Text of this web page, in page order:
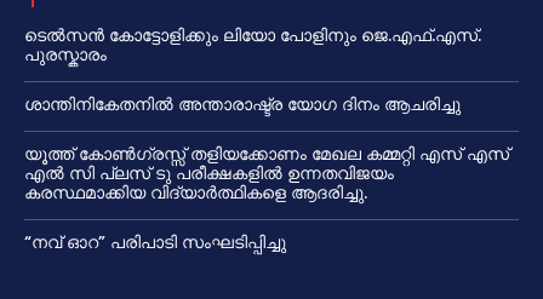
ടെൽസൻ കോട്ടോളിക്കും ലിയോ പോളിനും ജെ.എഫ്.എസ്.
പുരസ്കാരം
ശാന്തിനികേതനിൽ അന്താരാഷ്ട്ര യോഗ ദിനം ആചരിച്ചു
യൂത്ത് കോൺഗ്രസ്സ് തളിയക്കോണം മേഖല കമ്മറ്റി എസ് എസ്
എൽ സി പ്ലസ് ടു പരീക്ഷകളിൽ ഉന്നതവിജയം
കരസ്ഥമാക്കിയ വിദ്യാർത്ഥികളെ ആദരിച്ചു.
“നവ് ഓറ” പരിപാടി സംഘടിപ്പിച്ചു